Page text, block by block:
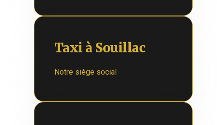
Taxi à Souillac
Notre siège social